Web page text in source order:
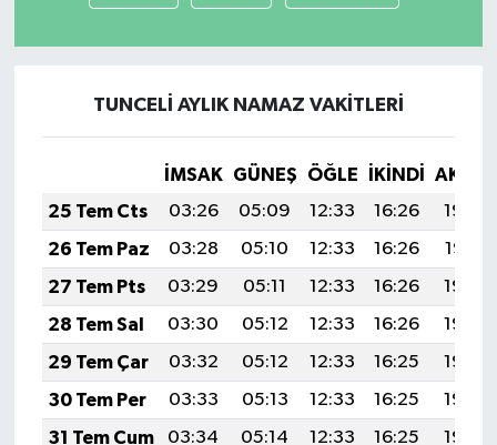
TUNCELİ AYLIK NAMAZ VAKITLERI
İMSAK GÜNEŞ ÖĞLE İKINDI
25 Tem Cts
03:26 05:09 12:33 16:26
19:48
26 Tem Paz
03:28 05:10 12:33 16:26
19:47
27 Tem Pts
03:29 05:11 12:33 16:26
19:46
28 Tem Sal
03:30 05:12 12:33 16:26
19:45
29 Tem Çar
03:32 05:12 12:33 16:25
19:44
30 Tem Per
03:33 05:13 12:33 16:25
19:43
31 Tem Cum
03:34 05:14 12:33 16:25
19:42